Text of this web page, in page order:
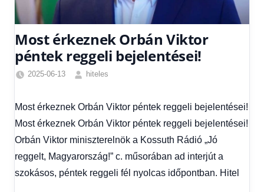
Most érkeznek Orbán Viktor
péntek reggeli bejelentései!
2025-06-13
hiteles
Hírek,
Hírek
1
kézből
Most érkeznek Orbán Viktor péntek reggeli bejelentései!
Most érkeznek Orbán Viktor péntek reggeli bejelentései!
Orbán Viktor miniszterelnök a Kossuth Rádió „Jó
reggelt, Magyarország!” c. műsorában ad interjút a
szokásos, péntek reggeli fél nyolcas időpontban. Hitel